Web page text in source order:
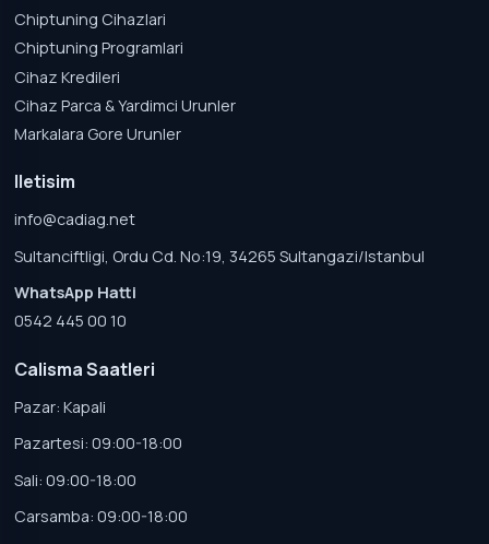
Chiptuning Cihazlari
Chiptuning Programlari
Cihaz Kredileri
Cihaz Parca & Yardimci Urunler
Markalara Gore Urunler
Iletisim
info@cadiag.net
Sultanciftligi, Ordu Cd. No:19, 34265 Sultangazi/Istanbul
WhatsApp Hatti
0542 445 00 10
Calisma Saatleri
Pazar: Kapali
Pazartesi: 09:00-18:00
Sali: 09:00-18:00
Carsamba: 09:00-18:00